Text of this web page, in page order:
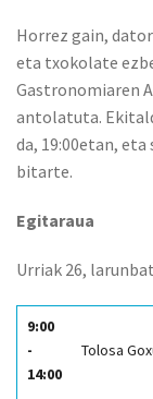
Horrez gain,
eta txokolate
Gastronomiaren
antolatuta.
da, 19:00etan,
bitarte.
Egitaraua
Urriak 26,
9:00
-
14:00
Tolosa